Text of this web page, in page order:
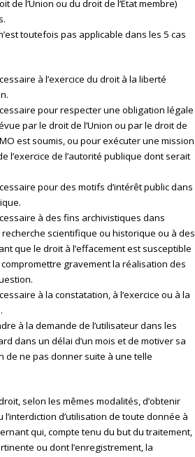
de l’Union ou du droit de l’État membre)
toutefois pas applicable dans les 5 cas
à l’exercice du droit à la liberté
pour respecter une obligation légale
par le droit de l’Union ou par le droit de
est soumis, ou pour exécuter une mission
l’exercice de l’autorité publique dont serait
pour des motifs d’intérêt public dans
à des fins archivistiques dans
recherche scientifique ou historique ou à des
que le droit à l’effacement est susceptible
gravement la réalisation des
à la constatation, à l’exercice ou à la
à la demande de l’utilisateur dans les
dans un délai d’un mois et de motiver sa
de ne pas donner suite à une telle
selon les mêmes modalités, d’obtenir
d’utilisation de toute donnée à
qui, compte tenu du but du traitement,
ou dont l’enregistrement, la